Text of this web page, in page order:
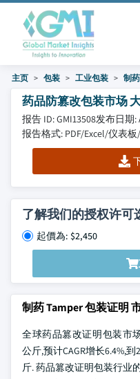
主页 包装 工业包装 制
药品防篡改包装市场
报告 ID: GMI13508发布日期:
报告格式: PDF/Excel/仪表
了解我们的授权许可
起價為: $2,450
制药 Tamper 包装证明
全球药品篡改证明包装市
公斤,预计CAGR增长6.4%,
斤. 药品篡改证明包装行业